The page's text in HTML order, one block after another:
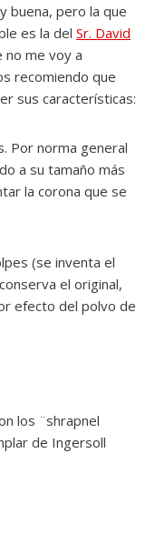
buena, pero la que
es la del Sr. David
no me voy a
recomiendo que
sus características:
Por norma general
a su tamaño más
la corona que se
(se inventa el
el original,
efecto del polvo de
los ¨shrapnel
de Ingersoll